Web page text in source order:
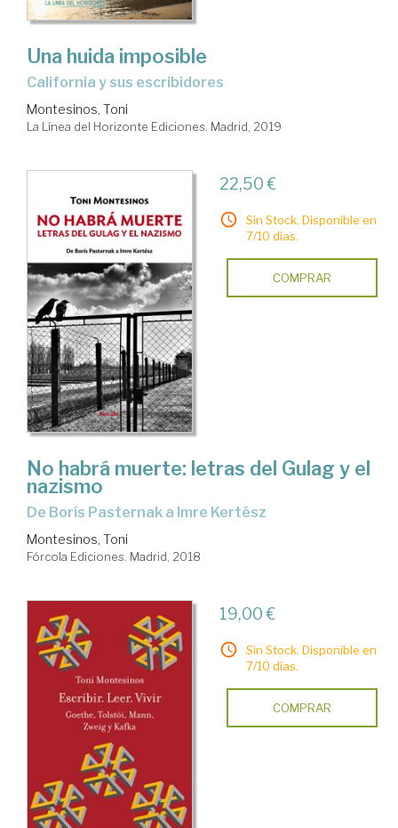
Una huida imposible
California y sus escribidores
Montesinos, Toni
La Línea del Horizonte Ediciones. Madrid, 2019
22,50 €
Sin Stock. Disponible en
7/10 días.
COMPRAR
No habrá muerte: letras del Gulag y el
nazismo
De Borís Pasternak a Imre Kertész
Montesinos, Toni
Fórcola Ediciones. Madrid, 2018
19,00 €
Sin Stock. Disponible en
7/10 días.
COMPRAR